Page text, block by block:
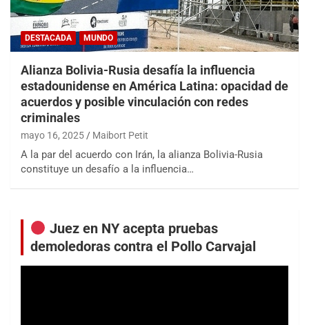
DESTACADA MUNDO
Alianza Bolivia-Rusia desafía la influencia
estadounidense en América Latina: opacidad de
acuerdos y posible vinculación con redes
criminales
mayo 16, 2025 Maibort Petit
A la par del acuerdo con Irán, la alianza Bolivia-Rusia
constituye un desafío a la influencia…
Juez en NY acepta pruebas
demoledoras contra el Pollo Carvajal